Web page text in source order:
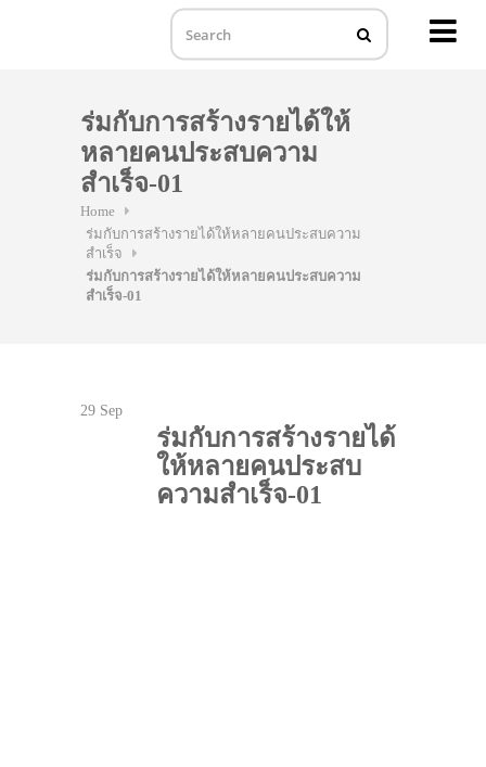
ร่มกับการสร้างรายได้ให้
หลายคนประสบความ
สำเร็จ-01
Home
ร่มกับการสร้างรายได้ให้หลายคนประสบความ
สำเร็จ
ร่มกับการสร้างรายได้ให้หลายคนประสบความ
สำเร็จ-01
29 Sep
ร่มกับการสร้างรายได้
ให้หลายคนประสบ
ความสำเร็จ-01